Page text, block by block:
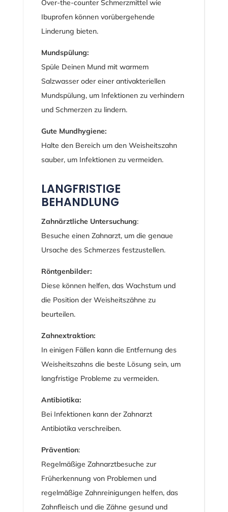
Over-the-counter Schmerzmittel wie
Ibuprofen können vorübergehende
Linderung bieten.
Mundspülung:
Spüle Deinen Mund mit warmem
Salzwasser oder einer antivakteriellen
Mundspülung, um Infektionen zu verhindern
und Schmerzen zu lindern.
Gute Mundhygiene:
Halte den Bereich um den Weisheitszahn
sauber, um Infektionen zu vermeiden.
LANGFRISTIGE
BEHANDLUNG
Zahnärztliche Untersuchung:
Besuche einen Zahnarzt, um die genaue
Ursache des Schmerzes festzustellen.
Röntgenbilder:
Diese können helfen, das Wachstum und
die Position der Weisheitszähne zu
beurteilen.
Zahnextraktion:
In einigen Fällen kann die Entfernung des
Weisheitszahns die beste Lösung sein, um
langfristige Probleme zu vermeiden.
Antibiotika:
Bei Infektionen kann der Zahnarzt
Antibiotika verschreiben.
Prävention:
Regelmäßige Zahnarztbesuche zur
Früherkennung von Problemen und
regelmäßige Zahnreinigungen helfen, das
Zahnfleisch und die Zähne gesund und